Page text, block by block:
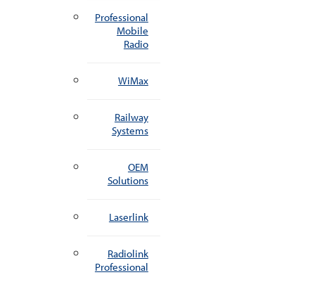
Professional
Mobile
Radio
WiMax
Railway
Systems
OEM
Solutions
Laserlink
Radiolink
Professional